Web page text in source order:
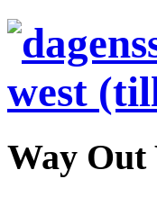
Way Out